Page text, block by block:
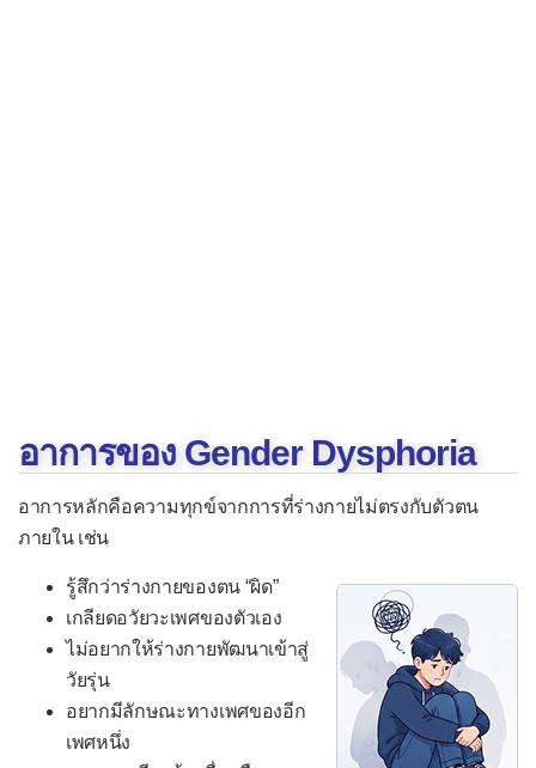
คนเห็นใจ
แจกฟรีฮอร์โมนยืนยันเพศสภาพ:
คนไข้และสถานพยาบาล
เข้าใจความหลากหลายทางเพศ
(LGBTQ+) ส่วนใหญ่ไม่ต้องการ
ฮอร์โมนหรือการผ่าตัดแปลงเพศ
มิถุนายน 2569
อาการของ Gender Dysphoria
อาการหลักคือความทุกข์จากการที่ร่างกายไม่ตรงกับตัวตน
ภายใน เช่น
รู้สึกว่าร่างกายของตน “ผิด”
เกลียดอวัยวะเพศของตัวเอง
ไม่อยากให้ร่างกายพัฒนาเข้าสู่
วัยรุ่น
อยากมีลักษณะทางเพศของอีก
เพศหนึ่ง